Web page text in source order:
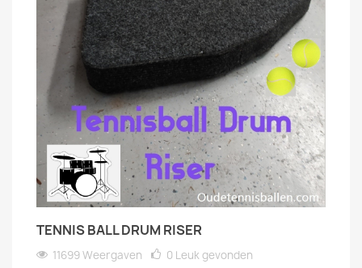
TENNIS BALL DRUM RISER
11699 Weergaven 0 Leuk gevonden